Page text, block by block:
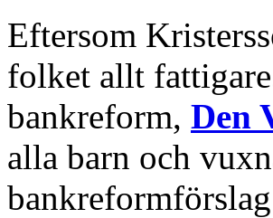
Eftersom
folket allt
bankreform, Den
alla barn och